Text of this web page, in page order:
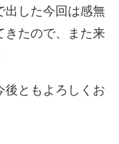
出した今回は感無
きたので、また来
後ともよろしくお